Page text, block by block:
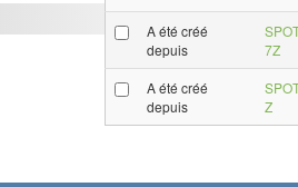
A été créé
depuis
7Z
A été créé
depuis
Z